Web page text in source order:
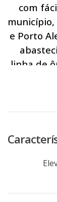
com
e Porto
linha de